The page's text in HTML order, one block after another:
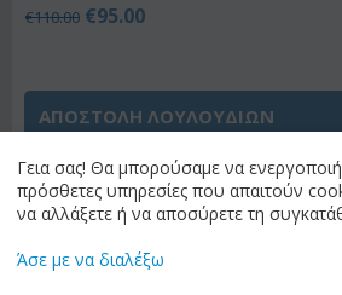
€110.00 €95.00
ΑΠΟΣΤΟΛΗ ΛΟΥΛΟΥΔΙΩΝ
Έχετε επιλέξει"Ανθοπωλείο
Προάστια (Λεκανοπέδιο
προορισμό αποστολής. Αν θέλετε
προορισμού" για να δείτε τα
Γεια σας! Θα μπορούσαμε να
πρόσθετες υπηρεσίες που απαιτούν
να αλλάξετε ή να αποσύρετε τη
Άσε με να διαλέξω